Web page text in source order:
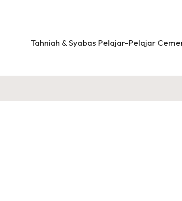
Tahniah & Syabas Pelajar-Pelajar